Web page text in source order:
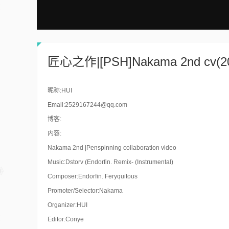
匠心之作|[PSH]Nakama 2nd
昵称:HUI
Email:2529167244@qq.com
博客:
内容:
Nakama 2nd |Penspinning collaboration video
Music:Dstorv (Endorfin. Remix- (Instrumental)
Composer:Endorfin. Feryquitous
Promoter/Selector:Nakama
Organizer:HUI
Editor:Conye